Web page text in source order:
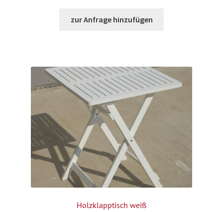
zur Anfrage hinzufügen
Holzklapptisch weiß